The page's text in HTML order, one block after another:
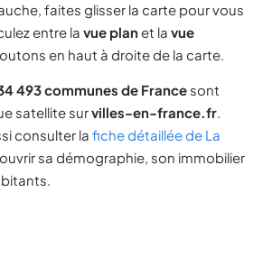
faites glisser la carte pour vous
entre la vue planet la vue
en haut à droite de la carte.
493 communes de France sont
satellite survilles-en-france.fr.
consulter la fiche détaillée de La
sa démographie, son immobilier